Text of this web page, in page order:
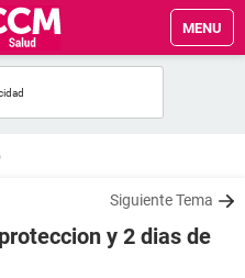
MENU
Siguiente Tema
y 2 dias de